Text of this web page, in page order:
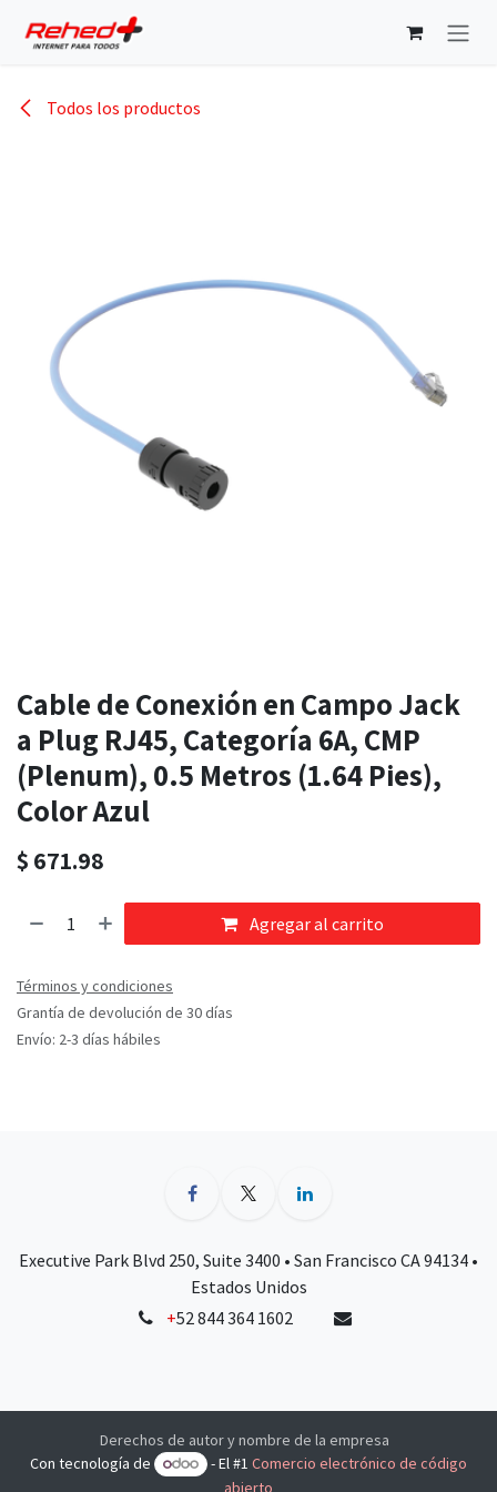
Todos los productos
Cable de Conexión en Campo Jack
a Plug RJ45, Categoría 6A, CMP
(Plenum), 0.5 Metros (1.64 Pies),
Color Azul
$ 671.98
Agregar al carrito
Términos y condiciones
Grantía de devolución de 30 días
Envío: 2-3 días hábiles
Executive Park Blvd 250, Suite 3400 • San Francisco CA 94134 •
Estados Unidos
+52 844 364 1602
Derechos de autor y nombre de la empresa
Con tecnología de
- El #1Comercio electrónico de código
abierto